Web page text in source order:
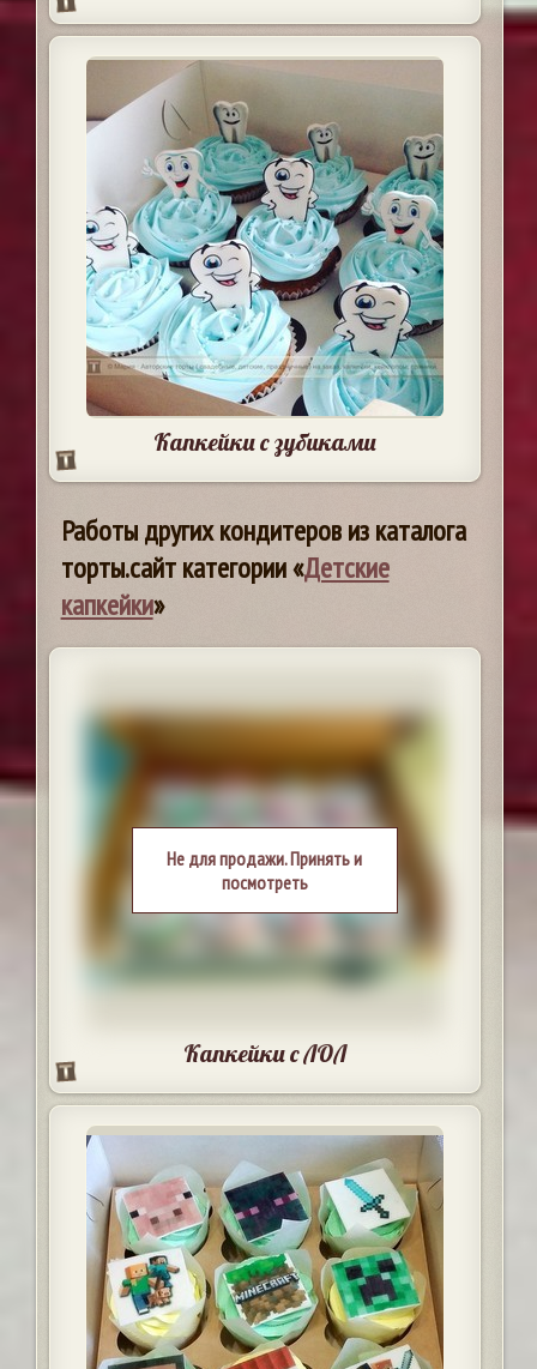
Капкейки с зубиками
Работы других кондитеров из каталога
торты.сайт категории «Детские
капкейки»
Не для продажи. Принять и
посмотреть
Капкейки с ЛОЛ